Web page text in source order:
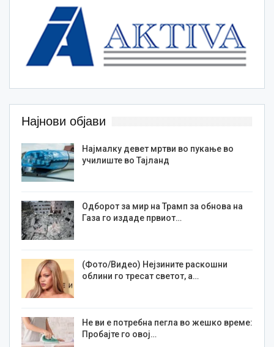
Најнови објави
Најмалку девет мртви во пукање во
училиште во Тајланд
Одборот за мир на Трамп за обнова на
Газа го издаде првиот…
(Фото/Видео) Нејзините раскошни
облини го тресат светот, а…
Не ви е потребна пегла во жешко време:
Пробајте го овој…